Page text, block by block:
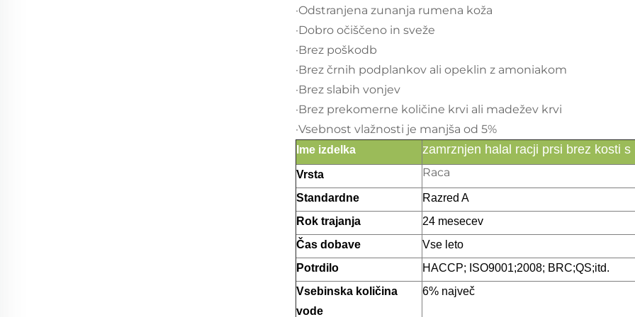
·Odstranjena zunanja rumena koža
·Dobro očiščeno in sveže
·Brez poškodb
·Brez črnih podplankov ali opeklin z amoniakom
·Brez slabih vonjev
·Brez prekomerne količine krvi ali madežev krvi
·Vsebnost vlažnosti je manjša od 5%
Ime izdelka zamrznjen halal racji prsi brez kosti s
Vrsta Raca
Standardne
Razred A
Rok trajanja
24 mesecev
Čas dobave
Vse leto
Potrdilo
HACCP; ISO9001;2008; BRC;QS;itd.
Vsebinska količina
vode
6% največ